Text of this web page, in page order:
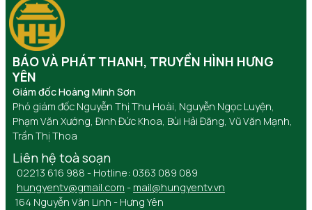
BÁO VÀ PHÁT THANH, TRUYỀN HÌNH HƯNG
YÊN
Giám đốc Hoàng Minh Sơn
Phó giám đốc Nguyễn Thị Thu Hoài, Nguyễn Ngọc Luyện,
Phạm Văn Xướng, Đinh Đức Khoa, Bùi Hải Đăng, Vũ Văn Mạnh,
Trần Thị Thoa
Liên hệ toà soạn
02213 616 988 - Hotline: 0363 089 089
hungyentv@gmail.com - mail@hungyentv.vn
164 Nguyễn Văn Linh - Hưng Yên